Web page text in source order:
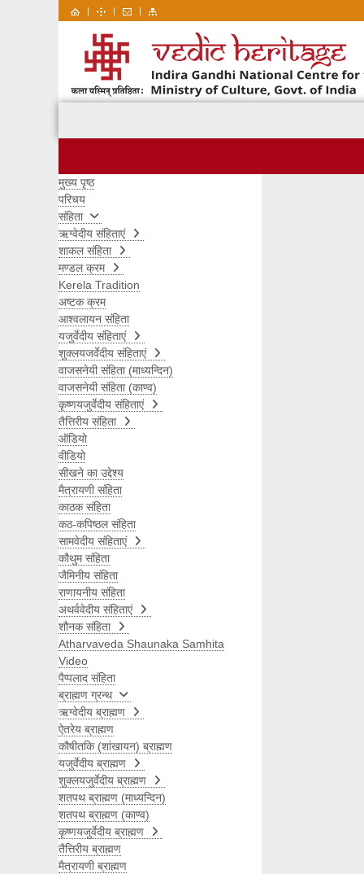
| | |
मुख्य पृष्ठ
परिचय
संहिता
ऋग्वेदीय संहिताएं
शाकल संहिता
मण्डल क्रम
Kerela Tradition
अष्टक क्रम
आश्वलायन संहिता
यजुर्वेदीय संहिताएं
शुक्लयजर्वेदीय संहिताएं
वाजसनेयी संहिता (माध्यन्दिन)
वाजसनेयी संहिता (काण्व)
कृष्णयजुर्वेदीय संहिताएं
तैत्तिरीय संहिता
ऑडियो
वीडियो
सीखने का उद्देश्य
मैत्रायणी संहिता
काठक संहिता
कठ-कपिष्ठल संहिता
सामवेदीय संहिताएं
कौथुम संहिता
जैमिनीय संहिता
राणायनीय संहिता
अथर्ववेदीय संहिताएं
शौनक संहिता
Atharvaveda Shaunaka Samhita
Video
पैप्पलाद संहिता
ब्राह्मण ग्रन्थ
ऋग्वेदीय ब्राह्मण
ऐतरेय ब्राह्मण
कौषीतकि (शांखायन) ब्राह्मण
यजुर्वेदीय ब्राह्मण
शुक्लयजुर्वेदीय ब्राह्मण
शतपथ ब्राह्मण (माध्यन्दिन)
शतपथ ब्राह्मण (काण्व)
कृष्णयजुर्वेदीय ब्राह्मण
तैत्तिरीय ब्राह्मण
मैत्रायणी ब्राह्मण